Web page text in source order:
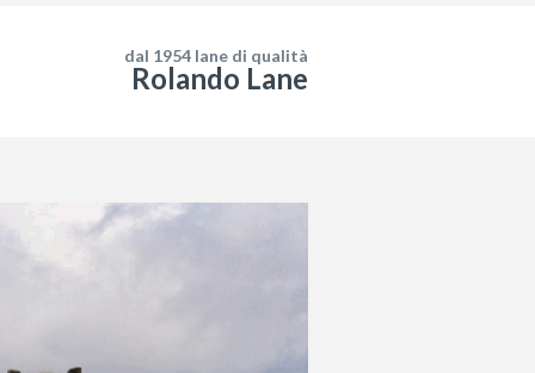
dal 1954 lane di qualità
Rolando Lane